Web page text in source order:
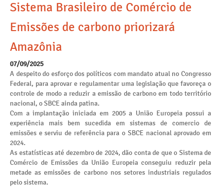
Sistema Brasileiro de Comércio de
Emissões de carbono priorizará
Amazônia
07/09/2025
A despeito do esforço dos políticos com mandato atual no Congresso
Federal, para aprovar e regulamentar uma legislação que favoreça o
controle de modo a reduzir a emissão de carbono em todo território
nacional, o SBCE ainda patina.
Com a implantação iniciada em 2005 a União Europeia possui a
experiência mais bem sucedida em sistemas de comercio de
emissões e serviu de referência para o SBCE nacional aprovado em
2024.
As estatísticas até dezembro de 2024, dão conta de que o Sistema de
Comércio de Emissões da União Europeia conseguiu reduzir pela
metade as emissões de carbono nos setores industriais regulados
pelo sistema.